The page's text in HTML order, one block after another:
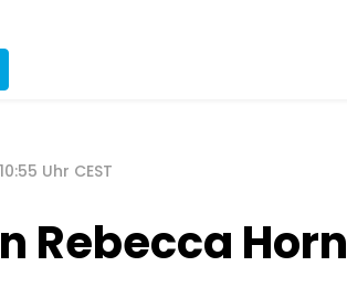
Uhr CEST
Rebecca Horn